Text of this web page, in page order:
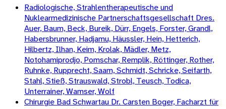
Radiologische, Strahlentherapeutische und
Nuklearmedizinische Partnerschaftsgesellschaft Dres.
Auer, Baum, Beck, Bureik, Dürr, Engels, Forster, Grandl,
Habersbrunner, Hadjamu, Häussler, Hein, Hetterich,
Hilbertz, Ilhan, Keim, Krolak, Mädler, Metz,
Notohamiprodjo, Pomschar, Remplik, Röttinger, Rother,
Ruhnke, Rupprecht, Saam, Schmidt, Schricke, Seifarth,
Stahl, Stieß, Strauswald, Strobl, Teusch, Todica,
Unterrainer, Wamser, Wolf
Chirurgie Bad Schwartau Dr. Carsten Boger, Facharzt für